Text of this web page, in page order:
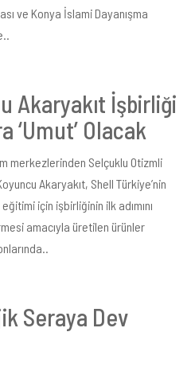
ve Konya İslami Dayanışma
Akaryakıt İşbirliği
‘Umut’ Olacak
merkezlerinden Selçuklu Otizmli
Akaryakıt, Shell Türkiye’nin
için işbirliğinin ilk adımını
amacıyla üretilen ürünler
Seraya Dev